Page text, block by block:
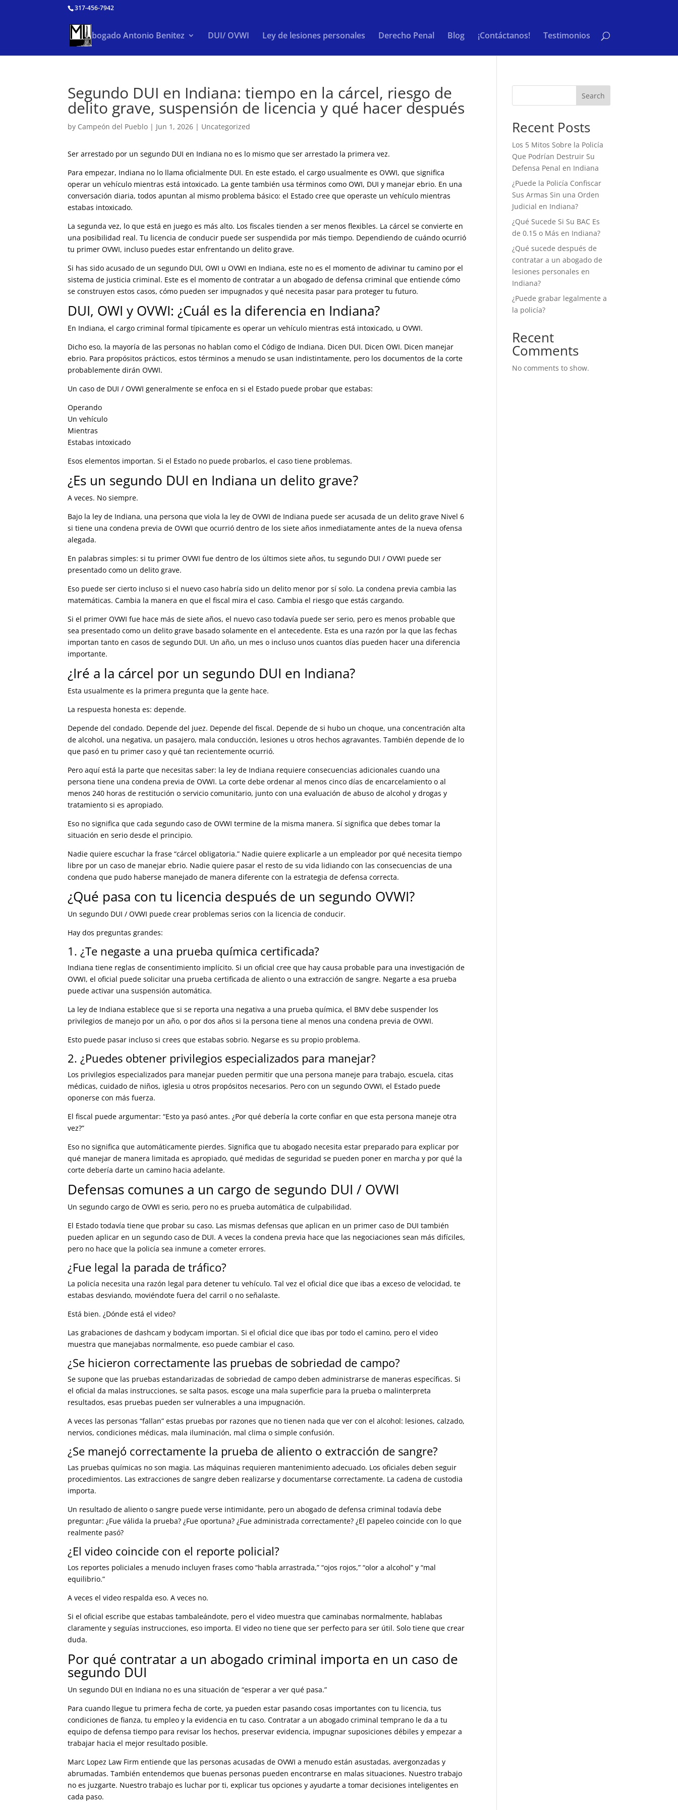
317-456-7942
Abogado Antonio Benitez DUI/ OVWI Ley de lesiones personales Derecho Penal Blog ¡Contáctanos! Testimonios
Segundo DUI en Indiana: tiempo en la cárcel, riesgo de
delito grave, suspensión de licencia y qué hacer después
by Campeón del Pueblo | Jun 1, 2026 | Uncategorized
Ser arrestado por un segundo DUI en Indiana no es lo mismo que ser arrestado la primera vez.
Para empezar, Indiana no lo llama oficialmente DUI. En este estado, el cargo usualmente es OVWI, que significa
operar un vehículo mientras está intoxicado. La gente también usa términos como OWI, DUI y manejar ebrio. En una
conversación diaria, todos apuntan al mismo problema básico: el Estado cree que operaste un vehículo mientras
estabas intoxicado.
La segunda vez, lo que está en juego es más alto. Los fiscales tienden a ser menos flexibles. La cárcel se convierte en
una posibilidad real. Tu licencia de conducir puede ser suspendida por más tiempo. Dependiendo de cuándo ocurrió
tu primer OVWI, incluso puedes estar enfrentando un delito grave.
Si has sido acusado de un segundo DUI, OWI u OVWI en Indiana, este no es el momento de adivinar tu camino por el
sistema de justicia criminal. Este es el momento de contratar a un abogado de defensa criminal que entiende cómo
se construyen estos casos, cómo pueden ser impugnados y qué necesita pasar para proteger tu futuro.
DUI, OWI y OVWI: ¿Cuál es la diferencia en Indiana?
En Indiana, el cargo criminal formal típicamente es operar un vehículo mientras está intoxicado, u OVWI.
Dicho eso, la mayoría de las personas no hablan como el Código de Indiana. Dicen DUI. Dicen OWI. Dicen manejar
ebrio. Para propósitos prácticos, estos términos a menudo se usan indistintamente, pero los documentos de la corte
probablemente dirán OVWI.
Un caso de DUI / OVWI generalmente se enfoca en si el Estado puede probar que estabas:
Operando
Un vehículo
Mientras
Estabas intoxicado
Esos elementos importan. Si el Estado no puede probarlos, el caso tiene problemas.
¿Es un segundo DUI en Indiana un delito grave?
A veces. No siempre.
Bajo la ley de Indiana, una persona que viola la ley de OVWI de Indiana puede ser acusada de un delito grave Nivel 6
si tiene una condena previa de OVWI que ocurrió dentro de los siete años inmediatamente antes de la nueva ofensa
alegada.
En palabras simples: si tu primer OVWI fue dentro de los últimos siete años, tu segundo DUI / OVWI puede ser
presentado como un delito grave.
Eso puede ser cierto incluso si el nuevo caso habría sido un delito menor por sí solo. La condena previa cambia las
matemáticas. Cambia la manera en que el fiscal mira el caso. Cambia el riesgo que estás cargando.
Si el primer OVWI fue hace más de siete años, el nuevo caso todavía puede ser serio, pero es menos probable que
sea presentado como un delito grave basado solamente en el antecedente. Esta es una razón por la que las fechas
importan tanto en casos de segundo DUI. Un año, un mes o incluso unos cuantos días pueden hacer una diferencia
importante.
¿Iré a la cárcel por un segundo DUI en Indiana?
Esta usualmente es la primera pregunta que la gente hace.
La respuesta honesta es: depende.
Depende del condado. Depende del juez. Depende del fiscal. Depende de si hubo un choque, una concentración alta
de alcohol, una negativa, un pasajero, mala conducción, lesiones u otros hechos agravantes. También depende de lo
que pasó en tu primer caso y qué tan recientemente ocurrió.
Pero aquí está la parte que necesitas saber: la ley de Indiana requiere consecuencias adicionales cuando una
persona tiene una condena previa de OVWI. La corte debe ordenar al menos cinco días de encarcelamiento o al
menos 240 horas de restitución o servicio comunitario, junto con una evaluación de abuso de alcohol y drogas y
tratamiento si es apropiado.
Eso no significa que cada segundo caso de OVWI termine de la misma manera. Sí significa que debes tomar la
situación en serio desde el principio.
Nadie quiere escuchar la frase “cárcel obligatoria.” Nadie quiere explicarle a un empleador por qué necesita tiempo
libre por un caso de manejar ebrio. Nadie quiere pasar el resto de su vida lidiando con las consecuencias de una
condena que pudo haberse manejado de manera diferente con la estrategia de defensa correcta.
¿Qué pasa con tu licencia después de un segundo OVWI?
Un segundo DUI / OVWI puede crear problemas serios con la licencia de conducir.
Hay dos preguntas grandes:
1. ¿Te negaste a una prueba química certificada?
Indiana tiene reglas de consentimiento implícito. Si un oficial cree que hay causa probable para una investigación de
OVWI, el oficial puede solicitar una prueba certificada de aliento o una extracción de sangre. Negarte a esa prueba
puede activar una suspensión automática.
La ley de Indiana establece que si se reporta una negativa a una prueba química, el BMV debe suspender los
privilegios de manejo por un año, o por dos años si la persona tiene al menos una condena previa de OVWI.
Esto puede pasar incluso si crees que estabas sobrio. Negarse es su propio problema.
2. ¿Puedes obtener privilegios especializados para manejar?
Los privilegios especializados para manejar pueden permitir que una persona maneje para trabajo, escuela, citas
médicas, cuidado de niños, iglesia u otros propósitos necesarios. Pero con un segundo OVWI, el Estado puede
oponerse con más fuerza.
El fiscal puede argumentar: “Esto ya pasó antes. ¿Por qué debería la corte confiar en que esta persona maneje otra
vez?”
Eso no significa que automáticamente pierdes. Significa que tu abogado necesita estar preparado para explicar por
qué manejar de manera limitada es apropiado, qué medidas de seguridad se pueden poner en marcha y por qué la
corte debería darte un camino hacia adelante.
Defensas comunes a un cargo de segundo DUI / OVWI
Un segundo cargo de OVWI es serio, pero no es prueba automática de culpabilidad.
El Estado todavía tiene que probar su caso. Las mismas defensas que aplican en un primer caso de DUI también
pueden aplicar en un segundo caso de DUI. A veces la condena previa hace que las negociaciones sean más difíciles,
pero no hace que la policía sea inmune a cometer errores.
¿Fue legal la parada de tráfico?
La policía necesita una razón legal para detener tu vehículo. Tal vez el oficial dice que ibas a exceso de velocidad, te
estabas desviando, moviéndote fuera del carril o no señalaste.
Está bien. ¿Dónde está el video?
Las grabaciones de dashcam y bodycam importan. Si el oficial dice que ibas por todo el camino, pero el video
muestra que manejabas normalmente, eso puede cambiar el caso.
¿Se hicieron correctamente las pruebas de sobriedad de campo?
Se supone que las pruebas estandarizadas de sobriedad de campo deben administrarse de maneras específicas. Si
el oficial da malas instrucciones, se salta pasos, escoge una mala superficie para la prueba o malinterpreta
resultados, esas pruebas pueden ser vulnerables a una impugnación.
A veces las personas “fallan” estas pruebas por razones que no tienen nada que ver con el alcohol: lesiones, calzado,
nervios, condiciones médicas, mala iluminación, mal clima o simple confusión.
¿Se manejó correctamente la prueba de aliento o extracción de sangre?
Las pruebas químicas no son magia. Las máquinas requieren mantenimiento adecuado. Los oficiales deben seguir
procedimientos. Las extracciones de sangre deben realizarse y documentarse correctamente. La cadena de custodia
importa.
Un resultado de aliento o sangre puede verse intimidante, pero un abogado de defensa criminal todavía debe
preguntar: ¿Fue válida la prueba? ¿Fue oportuna? ¿Fue administrada correctamente? ¿El papeleo coincide con lo que
realmente pasó?
¿El video coincide con el reporte policial?
Los reportes policiales a menudo incluyen frases como “habla arrastrada,” “ojos rojos,” “olor a alcohol” y “mal
equilibrio.”
A veces el video respalda eso. A veces no.
Si el oficial escribe que estabas tambaleándote, pero el video muestra que caminabas normalmente, hablabas
claramente y seguías instrucciones, eso importa. El video no tiene que ser perfecto para ser útil. Solo tiene que crear
duda.
Por qué contratar a un abogado criminal importa en un caso de
segundo DUI
Un segundo DUI en Indiana no es una situación de “esperar a ver qué pasa.”
Para cuando llegue tu primera fecha de corte, ya pueden estar pasando cosas importantes con tu licencia, tus
condiciones de fianza, tu empleo y la evidencia en tu caso. Contratar a un abogado criminal temprano le da a tu
equipo de defensa tiempo para revisar los hechos, preservar evidencia, impugnar suposiciones débiles y empezar a
trabajar hacia el mejor resultado posible.
Marc Lopez Law Firm entiende que las personas acusadas de OVWI a menudo están asustadas, avergonzadas y
abrumadas. También entendemos que buenas personas pueden encontrarse en malas situaciones. Nuestro trabajo
no es juzgarte. Nuestro trabajo es luchar por ti, explicar tus opciones y ayudarte a tomar decisiones inteligentes en
cada paso.
Search
Recent Posts
Los 5 Mitos Sobre la Policía
Que Podrían Destruir Su
Defensa Penal en Indiana
¿Puede la Policía Confiscar
Sus Armas Sin una Orden
Judicial en Indiana?
¿Qué Sucede Si Su BAC Es
de 0.15 o Más en Indiana?
¿Qué sucede después de
contratar a un abogado de
lesiones personales en
Indiana?
¿Puede grabar legalmente a
la policía?
Recent
Comments
No comments to show.